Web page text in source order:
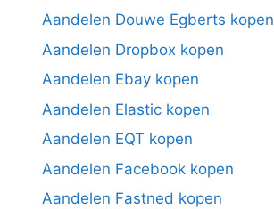
Aandelen Douwe Egberts kopen
Aandelen Dropbox kopen
Aandelen Ebay kopen
Aandelen Elastic kopen
Aandelen EQT kopen
Aandelen Facebook kopen
Aandelen Fastned kopen